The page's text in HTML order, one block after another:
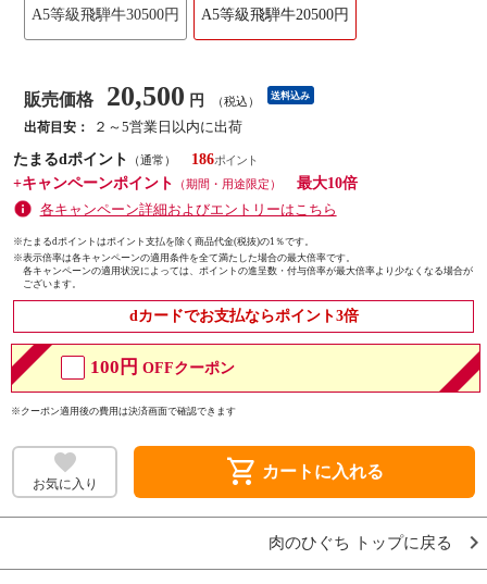
A5等級飛騨牛30500円 A5等級飛騨牛20500円
販売価格 20,500 円 （税込） 送料込み
出荷目安：
２～5営業日以内に出荷
たまるdポイント
（通常）
186
+キャンペーンポイント
（期間・用途限定）
最大10倍
各キャンペーン詳細およびエントリーはこちら
※たまるdポイントはポイント支払を除く商品代金(税抜)の1％です。
※表示倍率は各キャンペーンの適用条件を全て満たした場合の最大倍率です。
各キャンペーンの適用状況によっては、ポイントの進呈数・付与倍率が最大倍率より少なくなる場合が
ございます。
dカードでお支払ならポイント3倍
100円 OFFクーポン
※クーポン適用後の費用は決済画面で確認できます
お気に入り shopping_cart カートに入れる
肉のひぐち トップに戻る